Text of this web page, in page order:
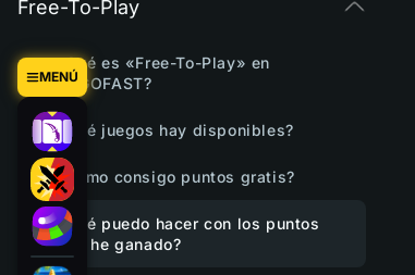
MENÚ
Free-To-Play
¿Qué es «Free-To-Play» en
CSGOFAST?
¿Qué juegos hay disponibles?
¿Cómo consigo puntos gratis?
¿Qué puedo hacer con los puntos
que he ganado?